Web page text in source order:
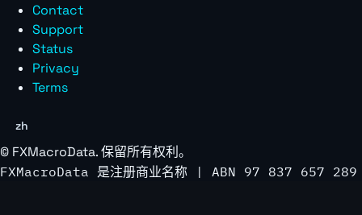
Contact
Support
Status
Privacy
Terms
zh
© FXMacroData. 保留所有权利。
FXMacroData 是注册商业名称 | ABN 97 837 657 289